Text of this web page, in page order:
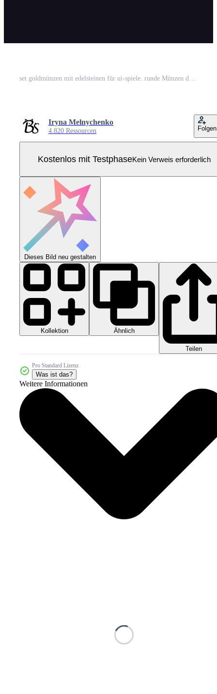
set goldmünzen mit edelsteinen für ui-spiele. runde Münzen der Vektorillustrationssammlung mit verschiedenen Formen der Diamanten für Grafikdesign. Pro Vektor
Iryna Melnychenko
4.820 Ressourcen Folgen
Kostenlos mit TestphaseKein Verweis erforderlich
Dieses Bild neu gestalten
Kollektion Ähnlich
Teilen
Pro Standard Lizenz
Was ist das?
Weitere Informationen